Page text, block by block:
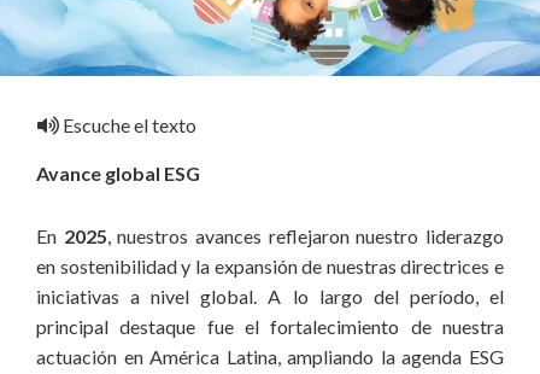
Escuche el texto
Avance global ESG
En 2025, nuestros avances reflejaron nuestro liderazgo
en sostenibilidad y la expansión de nuestras directrices e
iniciativas a nivel global. A lo largo del período, el
principal destaque fue el fortalecimiento de nuestra
actuación en América Latina, ampliando la agenda ESG